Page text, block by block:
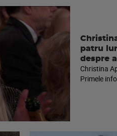
patru
despre
Christina
Primele